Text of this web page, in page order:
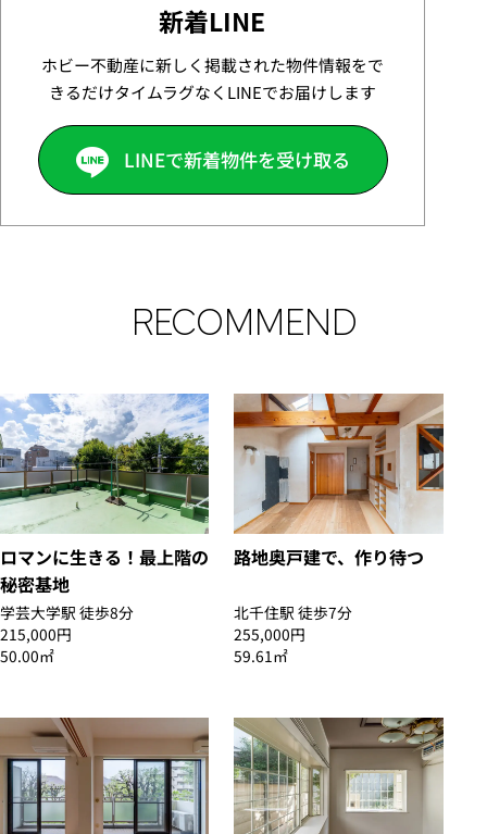
新着LINE
ホビー不動産に新しく掲載された物件情報をで
きるだけタイムラグなくLINEでお届けします
LINEで新着物件を受け取る
RECOMMEND
ロマンに生きる！最上階の
秘密基地
学芸大学駅 徒歩8分
215,000円
50.00㎡
路地奥戸建で、作り待つ
北千住駅 徒歩7分
255,000円
59.61㎡